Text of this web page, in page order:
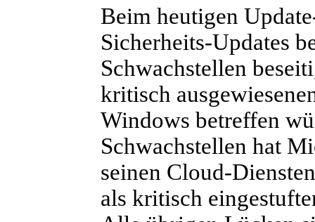
Beim heutigen
Sicherheits-Updates
Schwachstellen
kritisch
Windows betreffen
Schwachstellen hat
seinen Cloud-
als kritisch